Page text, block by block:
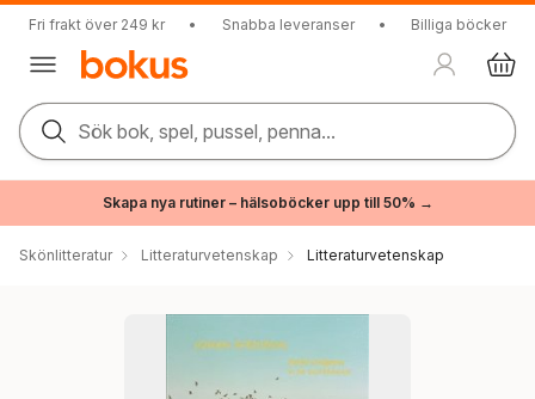
Fri frakt över 249 kr • Snabba leveranser • Billiga böcker
Sök bok, spel, pussel, penna...
Skapa nya rutiner – hälsoböcker upp till 50% →
Skönlitteratur Litteraturvetenskap Litteraturvetenskap